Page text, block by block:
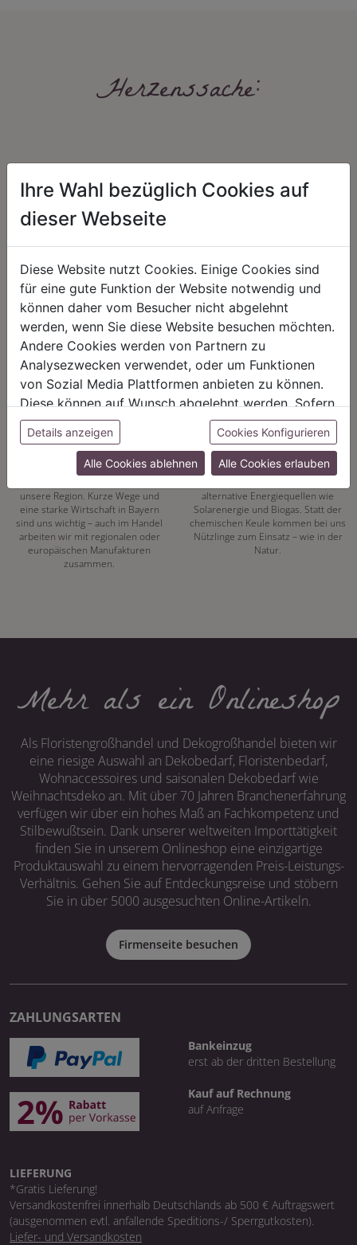
Herzenssache:
Unser Sortiment steht für ein
positives Lebensgefühl. Wir
schenken natürliche, stilvolle
Momente für harmonische Stunden
zu Hause – den Ort, an dem
Menschen sich geborgen fühlen und
positive Energie schöpfen.
Nicht immer ist der günstigste Preis
auch ein guter Preis. Wir handeln
fair – im Hinblick auf unsere
Kalkulation, angemessene
Entlohnung und unsere
Geschäftsbeziehungen.
REGIONALITÄT
Mit unserer eigenen
unsere Region. Kurze Wege und
eine starke Wirtschaft in Bayern
sind uns wichtig – auch im Handel
arbeiten wir mit regionalen oder
europäischen Manufakturen
zusammen.
NACHHALTIGKEIT
Energiewende hat bei uns Tradition.
alternative Energiequellen wie
Solarenergie und Biogas. Statt der
chemischen Keule kommen bei uns
Nützlinge zum Einsatz – wie in der
Natur.
Mehr als ein Onlineshop
Als Floristengroßhandel und Dekogroßhandel bieten wir
eine riesige Auswahl an Dekobedarf, Floristenbedarf,
Wohnaccessoires und saisonalen Dekobedarf wie
Weihnachtsdeko an. Mit über 70 Jahren Branchenerfahrung
verfügen wir über ein hohes Maß an Fachkompetenz und
Stilbewußtsein. Dank unserer weltweiten Importtätigkeit
finden Sie in unserem Onlineshop eine einzigartige
Produktauswahl zu einem hervorragenden Preis-Leistungs-
Verhältnis. Gehen Sie auf Entdeckungsreise und stöbern
Sie in über 5000 ausgesuchten Online-Artikeln.
Firmenseite besuchen
ZAHLUNGSARTEN
Bankeinzug
erst ab der dritten Bestellung
Kauf auf Rechnung
auf Anfrage
LIEFERUNG
*Gratis Lieferung!
Versandkostenfrei innerhalb Deutschlands ab 500 € Auftragswert
(ausgenommen evtl. anfallende Speditions-/ Sperrgutkosten).
Liefer- und Versandkosten
Ihre Wahl bezüglich Cookies auf
dieser Webseite
Diese Website nutzt Cookies. Einige Cookies sind
für eine gute Funktion der Website notwendig und
können daher vom Besucher nicht abgelehnt
werden, wenn Sie diese Website besuchen möchten.
Andere Cookies werden von Partnern zu
Analysezwecken verwendet, oder um Funktionen
von Sozial Media Plattformen anbieten zu können.
Diese können auf Wunsch abgelehnt werden. Sofern
sie unsere Webseite weiter nutzen, geben Sie
Einwilligung zu unseren Cookies.
Details anzeigen Cookies Konfigurieren
Alle Cookies ablehnen Alle Cookies erlauben